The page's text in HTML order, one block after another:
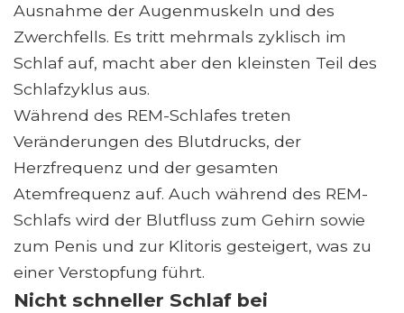
Ausnahme der Augenmuskeln und des
Zwerchfells. Es tritt mehrmals zyklisch im
Schlaf auf, macht aber den kleinsten Teil des
Schlafzyklus aus.
Während des REM-Schlafes treten
Veränderungen des Blutdrucks, der
Herzfrequenz und der gesamten
Atemfrequenz auf. Auch während des REM-
Schlafs wird der Blutfluss zum Gehirn sowie
zum Penis und zur Klitoris gesteigert, was zu
einer Verstopfung führt.
Nicht schneller Schlaf bei